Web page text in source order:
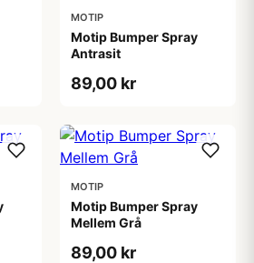
MOTIP
Motip Bumper Spray
Antrasit
89,00 kr
MOTIP
Motip Bumper Spray
Mellem Grå
89,00 kr